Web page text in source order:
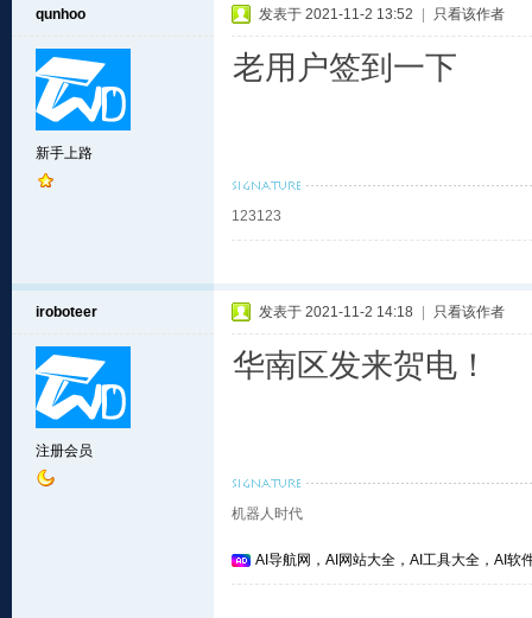
qunhoo
新手上路
发表于 2021-11-2 13:52 只看该作者
老用户签到一下
123123
iroboteer
注册会员
发表于 2021-11-2 14:18 只看该作者
华南区发来贺电！
机器人时代
AI导航网，AI网站大全，AI工具大全，AI软